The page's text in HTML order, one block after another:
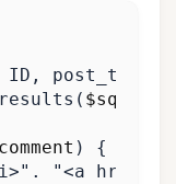
ID, post_title,
( $sql
)
{
.
"<a